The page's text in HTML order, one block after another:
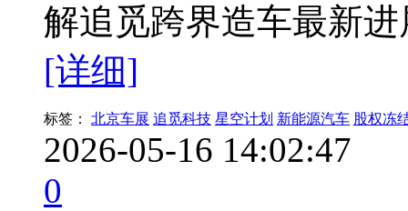
解追觅跨界造车最新
[详细]
标签： 北京车展 追觅科技 星空计划 新能源汽车 股权冻
2026-05-16 14:02:47
0